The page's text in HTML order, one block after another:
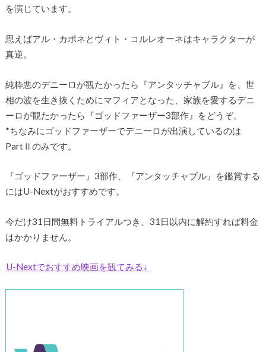
を演じています。
思えばアル・カポネとヴィト・コルレオーネはキャラクターが
真逆。
純粋悪のデニーロが観たかったら『アンタッチャブル』を、世
相の波を生き抜くためにマフィアとなった、家族を愛するデニ
ーロが観たかったら『ゴッドファーザー3部作』をどうぞ。
*ちなみにゴッドファーザーでデニーロが出演しているのは
PartⅡのみです。
『ゴッドファーザー』3部作、『アンタッチャブル』を鑑賞する
にはU-Nextがおすすめです。
今だけ31日間無料トライアルつき、31日以内に解約すれば料金
はかかりません。
U-Nextでおすすめ映画を観てみる↓